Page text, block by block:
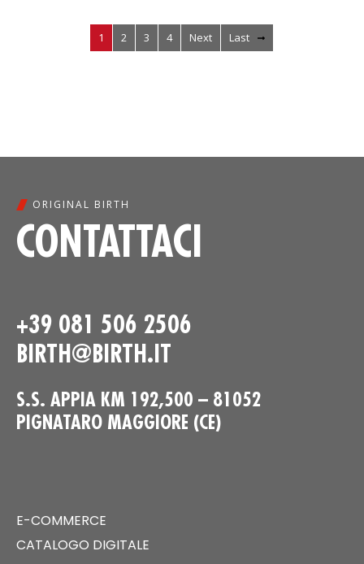
1 2 3 4 Next Last
ORIGINAL BIRTH
CONTATTACI
+39 081 506 2506
BIRTH@BIRTH.IT
S.S. APPIA KM 192,500 – 81052
PIGNATARO MAGGIORE (CE)
E-COMMERCE
CATALOGO DIGITALE